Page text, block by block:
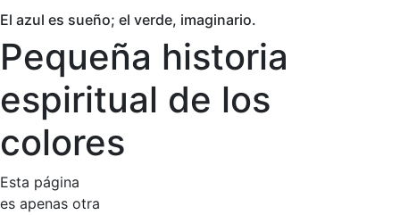
El azul es sueño; el verde, imaginario.
Pequeña historia
espiritual de los
colores
Esta página
es apenas otra